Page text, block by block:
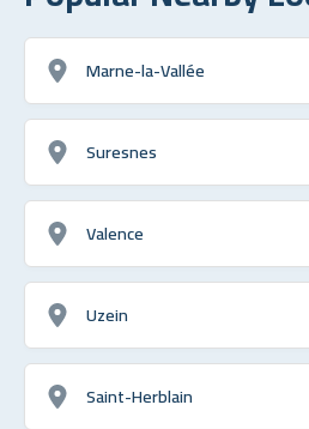
Marne-la-Vallée
Suresnes
Valence
Uzein
Saint-Herblain